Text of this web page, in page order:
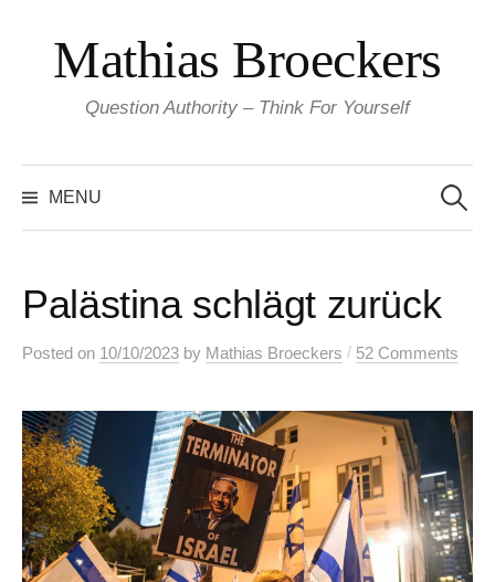
content
Mathias Broeckers
Question Authority – Think For Yourself
MENU
for:
Palästina schlägt zurück
Posted on 10/10/2023 by Mathias Broeckers / 52 Comments